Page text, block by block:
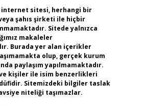
internet sitesi, herhangi bir
şahıs şirketi ile hiçbir
Sitede yalnızca
makaleler
Burada yer alan içerikler
olup, gerçek kurum
paylaşım yapılmamaktadır.
kişiler ile isim benzerlikleri
Sitemizdeki bilgiler taslak
niteliği taşımazlar.